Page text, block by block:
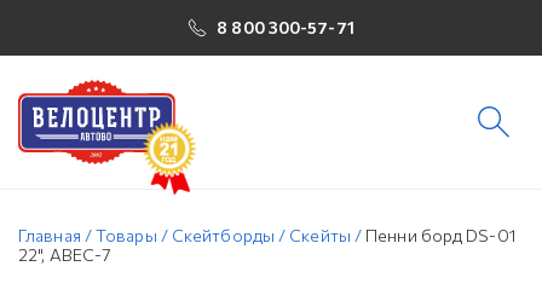
8 800 300-57-71
Главная /Товары / Скейтборды / Скейты / Пенни борд DS-01
22", ABEC-7